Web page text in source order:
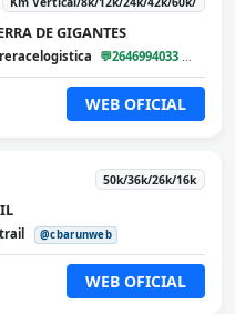
DE GIGANTES
💬2646994033
WEB OFICIAL
50k/36k/26k/16k
@cbarunweb
WEB OFICIAL